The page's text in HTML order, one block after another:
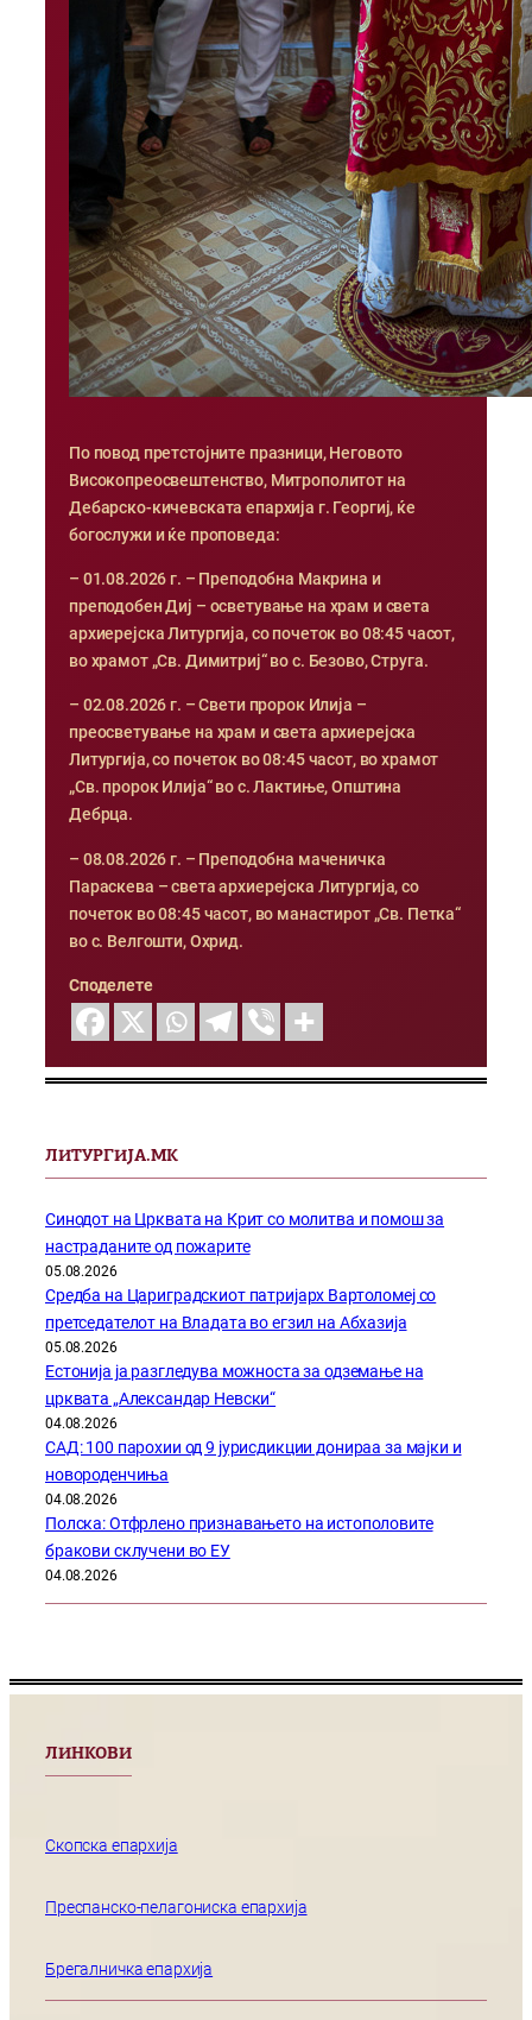
По повод претстојните празници, Неговото
Високопреосвештенство, Митрополитот на
Дебарско-кичевската епархија г. Георгиј, ќе
богослужи и ќе проповеда:
– 01.08.2026 г. – Преподобна Макрина и
преподобен Диј – осветување на храм и света
архиерејска Литургија, со почеток во 08:45 часот,
во храмот „Св. Димитриј“ во с. Безово, Струга.
– 02.08.2026 г. – Свети пророк Илија –
преосветување на храм и света архиерејска
Литургија, со почеток во 08:45 часот, во храмот
„Св. пророк Илија“ во с. Лактиње, Општина
Дебрца.
– 08.08.2026 г. – Преподобна маченичка
Параскева – света архиерејска Литургија, со
почеток во 08:45 часот, во манастирот „Св. Петка“
во с. Велгошти, Охрид.
Споделете
ЛИТУРГИЈА.МК
Синодот на Црквата на Крит со молитва и помош за
настраданите од пожарите
05.08.2026
Средба на Цариградскиот патријарх Вартоломеј со
претседателот на Владата во егзил на Абхазија
05.08.2026
Естонија ја разгледува можноста за одземање на
црквата „Александар Невски“
04.08.2026
САД: 100 парохии од 9 јурисдикции донираа за мајки и
новороденчиња
04.08.2026
Полска: Отфрлено признавањето на истополовите
бракови склучени во ЕУ
04.08.2026
ЛИНКОВИ
Скопска епархија
Преспанско-пелагониска епархија
Брегалничка епархија